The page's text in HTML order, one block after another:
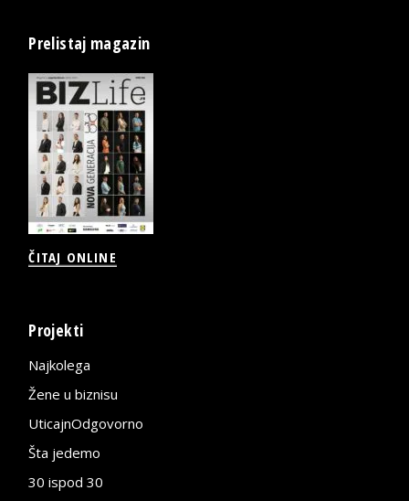
Prelistaj magazin
ČITAJ ONLINE
Projekti
Najkolega
Žene u biznisu
UticajnOdgovorno
Šta jedemo
30 ispod 30